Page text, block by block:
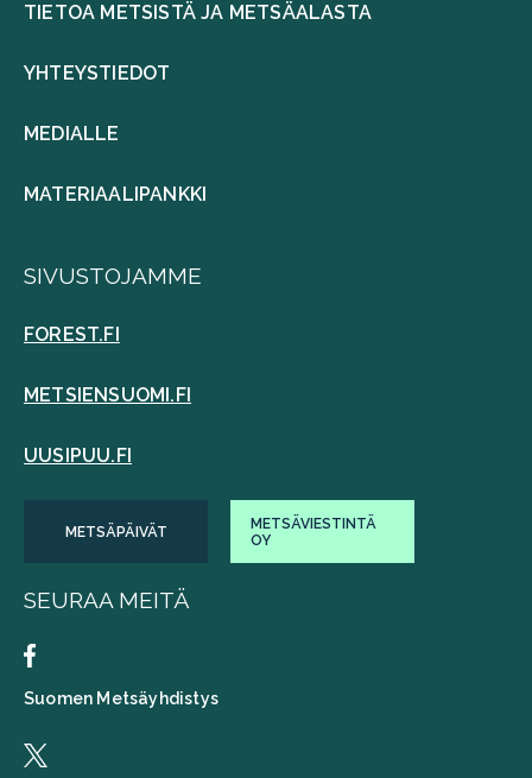
TIETOA METSISTÄ JA METSÄALASTA
YHTEYSTIEDOT
MEDIALLE
MATERIAALIPANKKI
SIVUSTOJAMME
FOREST.FI
METSIENSUOMI.FI
UUSIPUU.FI
METSÄPÄIVÄT
METSÄVIESTINTÄ
OY
SEURAA MEITÄ
Suomen Metsäyhdistys